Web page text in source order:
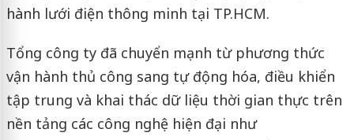
hành lưới điện thông minh tại TP.HCM.
Tổng công ty đã chuyển mạnh từ phương thức
vận hành thủ công sang tự động hóa, điều khiển
tập trung và khai thác dữ liệu thời gian thực trên
nền tảng các công nghệ hiện đại như